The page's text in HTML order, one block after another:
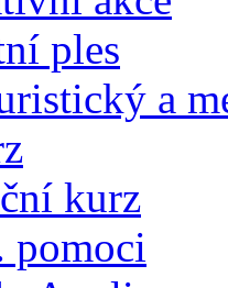
ples
a
kurz
pomoci